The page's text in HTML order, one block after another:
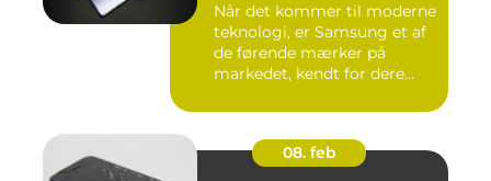
Når det kommer til moderne
teknologi, er Samsung et af
de førende mærker på
markedet, kendt for dere...
08. feb